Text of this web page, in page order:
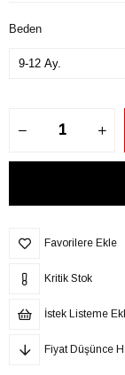
Beden
Favorilere Ekle
Kritik Stok
İstek Listeme
Fiyat Düşünce